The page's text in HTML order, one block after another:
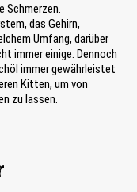
Schmerzen.
das Gehirn,
Umfang, darüber
immer einige. Dennoch
immer gewährleistet
Kitten, um von
zu lassen.